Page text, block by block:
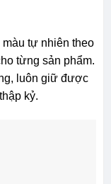
tự nhiên theo
từng sản phẩm.
luôn giữ được
kỷ.